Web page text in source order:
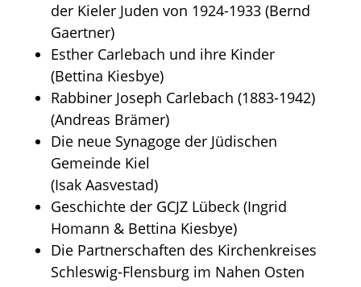
der Kieler Juden von 1924-1933 (Bernd
Gaertner)
Esther Carlebach und ihre Kinder
(Bettina Kiesbye)
Rabbiner Joseph Carlebach (1883-1942)
(Andreas Brämer)
Die neue Synagoge der Jüdischen
Gemeinde Kiel
(Isak Aasvestad)
Geschichte der GCJZ Lübeck (Ingrid
Homann & Bettina Kiesbye)
Die Partnerschaften des Kirchenkreises
­Schleswig-Flensburg im Nahen Osten